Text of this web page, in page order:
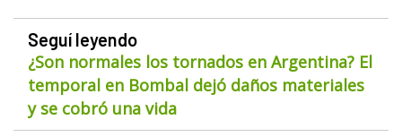
Seguí leyendo
¿Son normales los tornados en Argentina? El
temporal en Bombal dejó daños materiales
y se cobró una vida